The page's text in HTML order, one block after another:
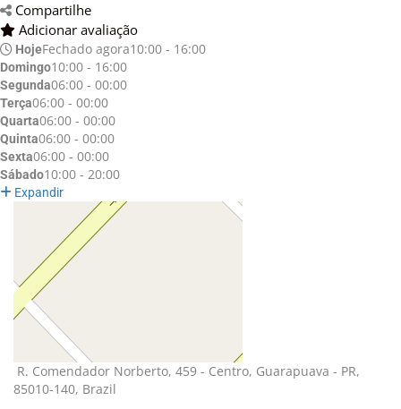
Compartilhe
Adicionar avaliação
HojeFechado agora10:00 - 16:00
Domingo10:00 - 16:00
Segunda06:00 - 00:00
Terça06:00 - 00:00
Quarta06:00 - 00:00
Quinta06:00 - 00:00
Sexta06:00 - 00:00
Sábado10:00 - 20:00
Expandir
R. Comendador Norberto, 459 - Centro, Guarapuava - PR,
85010-140, Brazil